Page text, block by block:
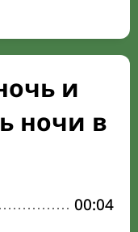
и
ночи в
00:04